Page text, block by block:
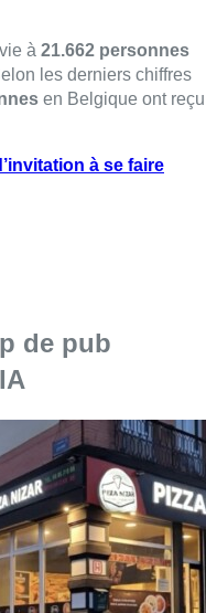
à 21.662 personnes
les derniers chiffres
en Belgique ont reçu
à se faire
de pub